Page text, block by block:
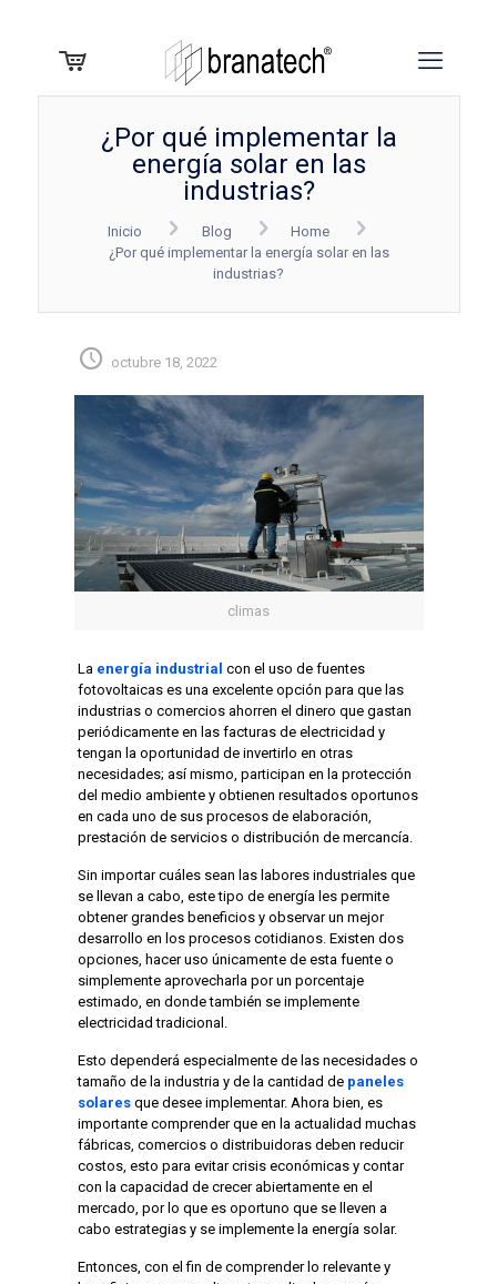
¿Por qué implementar la
energía solar en las
industrias?
Inicio Blog
Home
¿Por qué implementar la energía solar en las
industrias?
octubre 18, 2022
climas
La energía industrial con el uso de fuentes
fotovoltaicas es una excelente opción para que las
industrias o comercios ahorren el dinero que gastan
periódicamente en las facturas de electricidad y
tengan la oportunidad de invertirlo en otras
necesidades; así mismo, participan en la protección
del medio ambiente y obtienen resultados oportunos
en cada uno de sus procesos de elaboración,
prestación de servicios o distribución de mercancía.
Sin importar cuáles sean las labores industriales que
se llevan a cabo, este tipo de energía les permite
obtener grandes beneficios y observar un mejor
desarrollo en los procesos cotidianos. Existen dos
opciones, hacer uso únicamente de esta fuente o
simplemente aprovecharla por un porcentaje
estimado, en donde también se implemente
electricidad tradicional.
Esto dependerá especialmente de las necesidades o
tamaño de la industria y de la cantidad de paneles
solaresque desee implementar. Ahora bien, es
importante comprender que en la actualidad muchas
fábricas, comercios o distribuidoras deben reducir
costos, esto para evitar crisis económicas y contar
con la capacidad de crecer abiertamente en el
mercado, por lo que es oportuno que se lleven a
cabo estrategias y se implemente la energía solar.
Entonces, con el fin de comprender lo relevante y